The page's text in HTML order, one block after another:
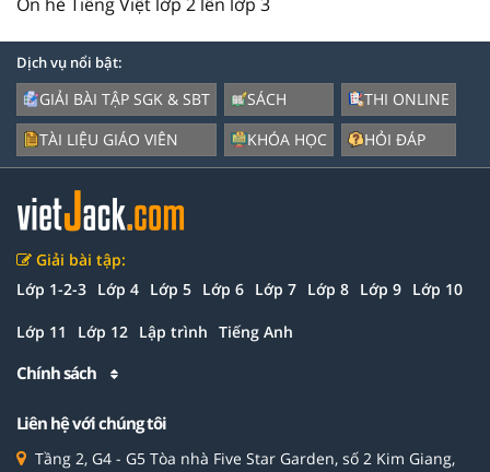
Dịch vụ nổi bật:
GIẢI BÀI TẬP SGK & SBT
TÀI LIỆU GIÁO VIÊN
SÁCH
KHÓA HỌC
THI ONLINE
HỎI ĐÁP
Giải bài tập:
Lớp 1-2-3 Lớp 4 Lớp 5 Lớp 6 Lớp 7 Lớp 8 Lớp 9 Lớp 10
Lớp 11 Lớp 12 Lập trình Tiếng Anh
Chính sách
Liên hệ với chúng tôi
Tầng 2, G4 - G5 Tòa nhà Five Star Garden, số 2 Kim Giang,